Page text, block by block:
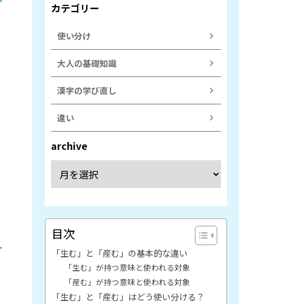
カテゴリー
使い分け
大人の基礎知識
漢字の学び直し
違い
archive
目次
「生む」と「産む」の基本的な違い
「生む」が持つ意味と使われる対象
「産む」が持つ意味と使われる対象
「生む」と「産む」はどう使い分ける？